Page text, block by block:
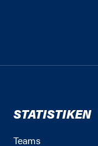
STATISTIKEN
Teams